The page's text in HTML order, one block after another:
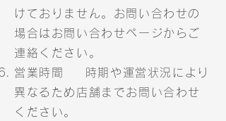
けておりません。お問い合わせの
場合はお問い合わせページからご
連絡ください。
営業時間 時期や運営状況により
異なるため店舗までお問い合わせ
ください。